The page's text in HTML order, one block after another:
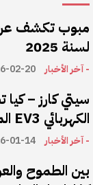
مبوب تكشف عن
لسنة 2025
- آخر الأخبار 02-20
سيتي كارز –
الكهربائي EV3 المتوَّجة بلقب سيارة العام عالميًا
- آخر الأخبار 01-14
بين الطموح